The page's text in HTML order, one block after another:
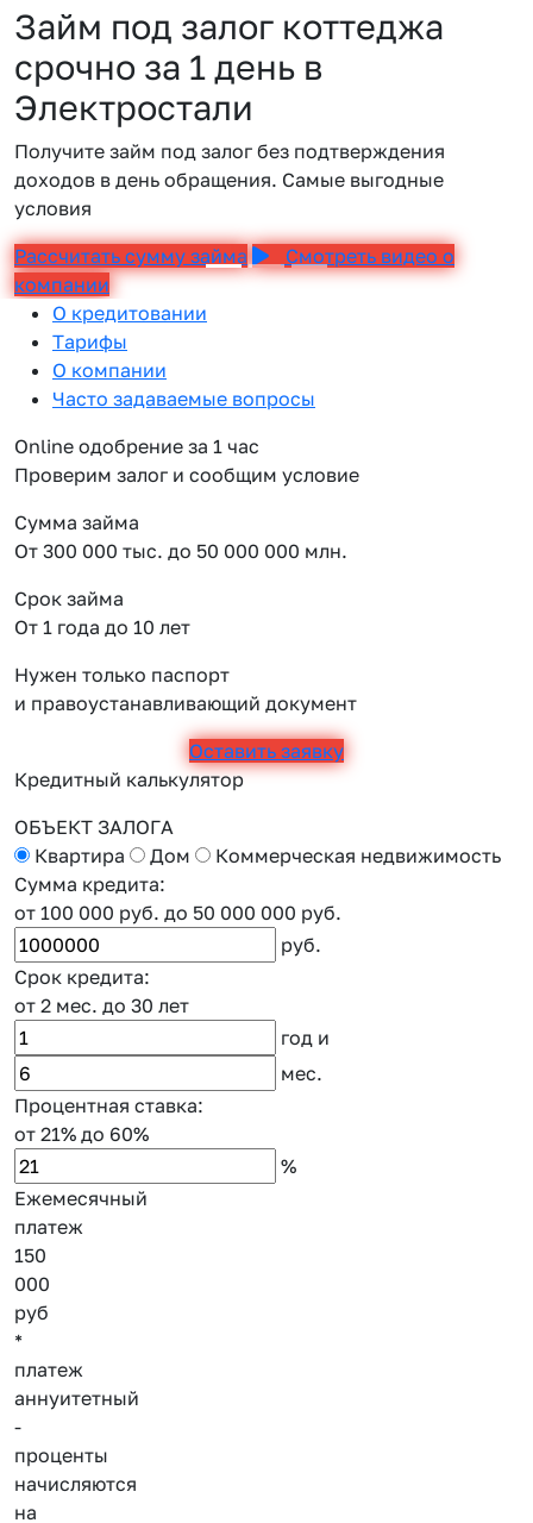
Займ под залог коттеджа
срочно за 1 день в
Электростали
Получите займ под залог без подтверждения
доходов в день обращения. Самые выгодные
условия
Рассчитать сумму займа
Смотреть видео о
компании
О кредитовании
Тарифы
О компании
Часто задаваемые вопросы
Online одобрение за 1 час
Проверим залог и сообщим условие
Сумма займа
От 300 000 тыс. до 50 000 000 млн.
Срок займа
От 1 года до 10 лет
Нужен только паспорт
и правоустанавливающий документ
Оставить заявку
Кредитный калькулятор
ОБЪЕКТ ЗАЛОГА
Квартира
Дом
Коммерческая недвижимость
Сумма кредита:
от 100 000 руб. до 50 000 000 руб.
руб.
Срок кредита:
от 2 мес. до 30 лет
год и
мес.
Процентная ставка:
от 21% до 60%
%
Ежемесячный
платеж
150
000
руб
*
платеж
аннуитетный
-
проценты
начисляются
на